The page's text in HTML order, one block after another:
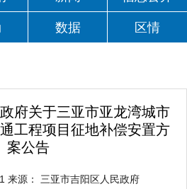
数据 区情
府关于三亚市亚龙湾城市
工程项目征地补偿安置方
案公告
来源： 三亚市吉阳区人民政府